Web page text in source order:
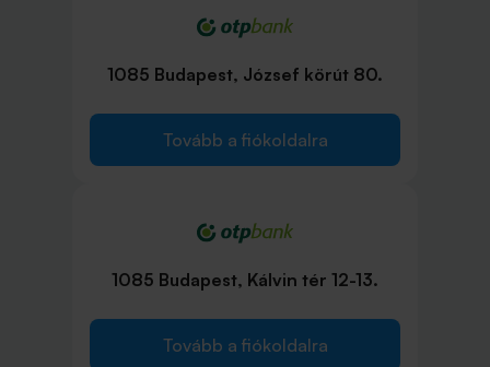
1085 Budapest, József körút 80.
Tovább a fiókoldalra
1085 Budapest, Kálvin tér 12-13.
Tovább a fiókoldalra